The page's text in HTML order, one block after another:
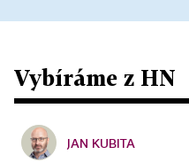
Vybíráme z HN
JAN KUBITA